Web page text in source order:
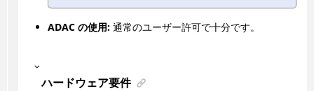
ADACの使用:通常のユーザー許可で十分です。
ハードウェア要件